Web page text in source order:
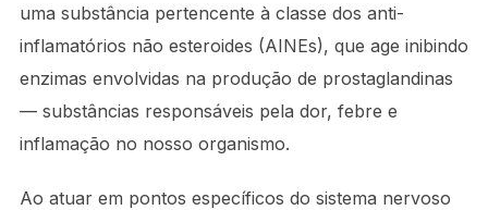
uma substância pertencente à classe dos anti-
inflamatórios não esteroides (AINEs), que age inibindo
enzimas envolvidas na produção de prostaglandinas
— substâncias responsáveis pela dor, febre e
inflamação no nosso organismo.
Ao atuar em pontos específicos do sistema nervoso